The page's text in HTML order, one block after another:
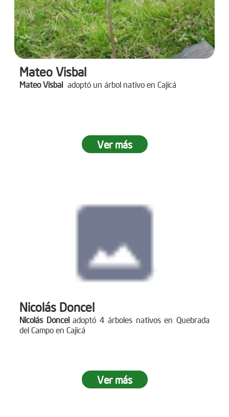
Mateo Visbal
Mateo Visbaladoptó un árbol nativo en Cajicá
Ver más
Nicolás Doncel
Nicolás Donceladoptó 4 árboles nativos en Quebrada
del Campo en Cajicá
Ver más